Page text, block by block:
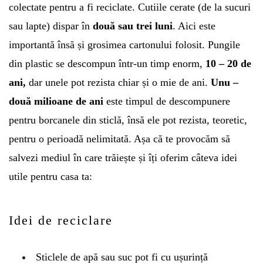
colectate pentru a fi reciclate. Cutiile cerate (de la sucuri
sau lapte) dispar în două sau trei luni. Aici este
importantă însă și grosimea cartonului folosit. Pungile
din plastic se descompun într-un timp enorm, 10 – 20 de
ani, dar unele pot rezista chiar și o mie de ani. Unu –
două milioane de ani este timpul de descompunere
pentru borcanele din sticlă, însă ele pot rezista, teoretic,
pentru o perioadă nelimitată. Așa că te provocăm să
salvezi mediul în care trăiește și îți oferim câteva idei
utile pentru casa ta:
Idei de reciclare
Sticlele de apă sau suc pot fi cu ușurință